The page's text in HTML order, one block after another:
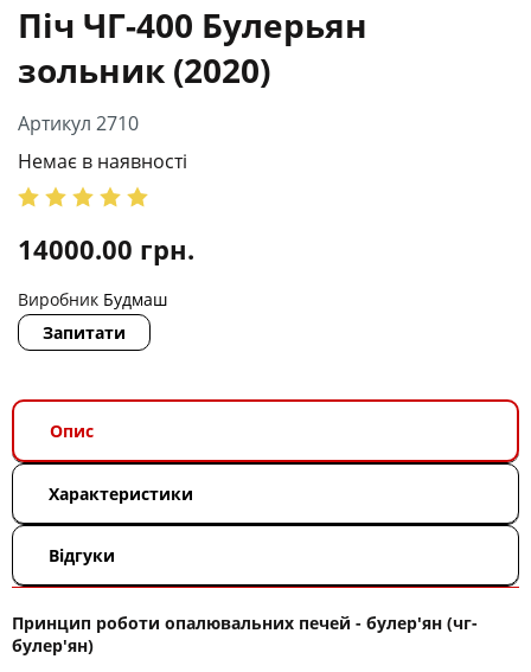
Піч ЧГ-400 Булерьян
зольник (2020)
Артикул 2710
Немає в наявності
14000.00 грн.
Виробник Будмаш
Запитати
Опис
Характеристики
Відгуки
Принцип роботи опалювальних печей - булер'ян (чг-
булер'ян)